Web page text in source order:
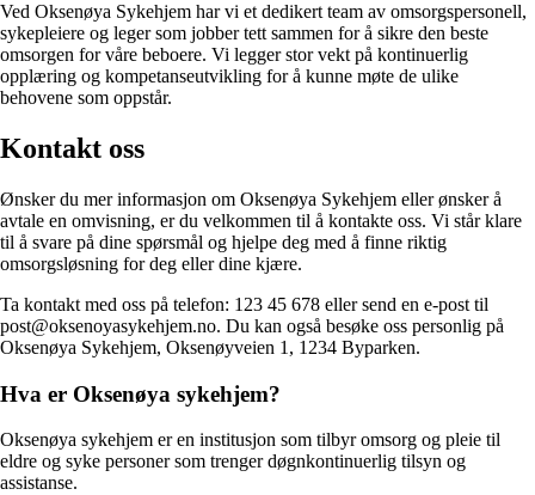
Ved Oksenøya Sykehjem har vi et dedikert team av omsorgspersonell,
sykepleiere og leger som jobber tett sammen for å sikre den beste
omsorgen for våre beboere. Vi legger stor vekt på kontinuerlig
opplæring og kompetanseutvikling for å kunne møte de ulike
behovene som oppstår.
Kontakt oss
Ønsker du mer informasjon om Oksenøya Sykehjem eller ønsker å
avtale en omvisning, er du velkommen til å kontakte oss. Vi står klare
til å svare på dine spørsmål og hjelpe deg med å finne riktig
omsorgsløsning for deg eller dine kjære.
Ta kontakt med oss på telefon: 123 45 678 eller send en e-post til
post@oksenoyasykehjem.no. Du kan også besøke oss personlig på
Oksenøya Sykehjem, Oksenøyveien 1, 1234 Byparken.
Hva er Oksenøya sykehjem?
Oksenøya sykehjem er en institusjon som tilbyr omsorg og pleie til
eldre og syke personer som trenger døgnkontinuerlig tilsyn og
assistanse.